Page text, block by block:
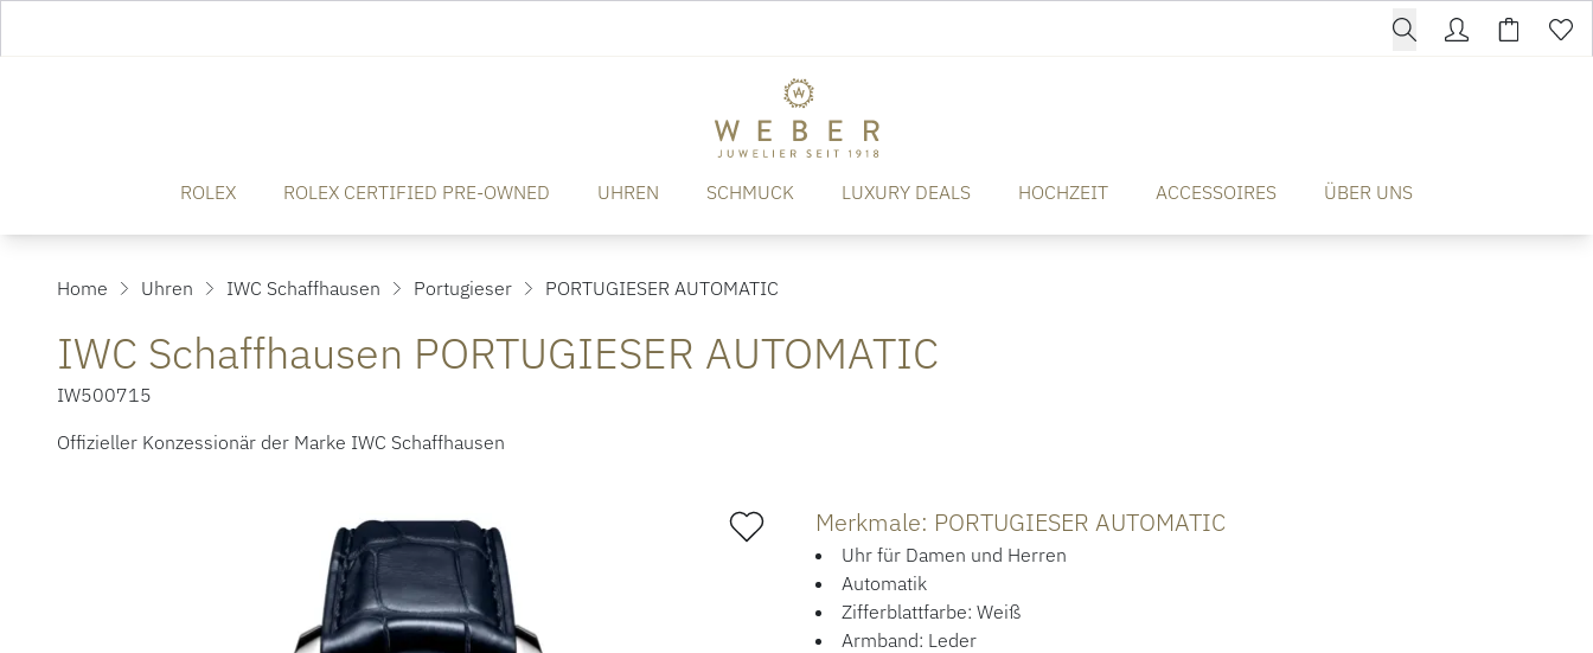
ROLEX ROLEX CERTIFIED PRE-OWNED UHREN SCHMUCK LUXURY DEALS HOCHZEIT ACCESSOIRES ÜBER UNS
Home Uhren IWC Schaffhausen Portugieser PORTUGIESER AUTOMATIC
IWC Schaffhausen PORTUGIESER AUTOMATIC
IW500715
Offizieller Konzessionär der Marke IWC Schaffhausen
Merkmale: PORTUGIESER AUTOMATIC
Uhr für Damen und Herren
Automatik
Zifferblattfarbe: Weiß
Armband: Leder